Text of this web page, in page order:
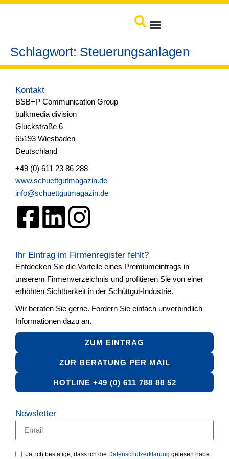
Schlagwort: Steuerungsanlagen
Kontakt
BSB+P Communication Group
bulkmedia division
Gluckstraße 6
65193 Wiesbaden
Deutschland
+49 (0) 611 23 86 288
www.schuettgutmagazin.de
info@schuettgutmagazin.de
Ihr Eintrag im Firmenregister fehlt?
Entdecken Sie die Vorteile eines Premiumeintrags in
unserem Firmenverzeichnis und profitieren Sie von einer
erhöhten Sichtbarkeit in der Schüttgut-Industrie.
Wir beraten Sie gerne. Fordern Sie einfach unverbindlich
Informationen dazu an.
ZUM EINTRAG
ZUR BERATUNG PER MAIL
HOTLINE +49 (0) 611 788 88 52
Newsletter
Ja, ich bestätige, dass ich die Datenschutzerklärung gelesen habe